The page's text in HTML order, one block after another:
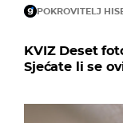
POKROVITELJ
KVIZ Deset
Sjećate li se